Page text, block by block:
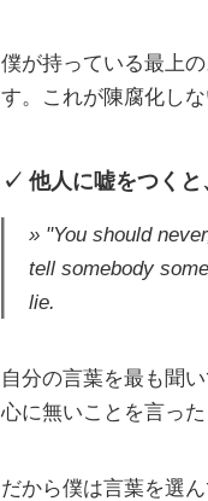
僕が持っている最上
す。これが陳腐化しな
他人に嘘をつく
"You should
tell somebody
lie.
自分の言葉を最も聞
心に無いことを言っ
だから僕は言葉を選